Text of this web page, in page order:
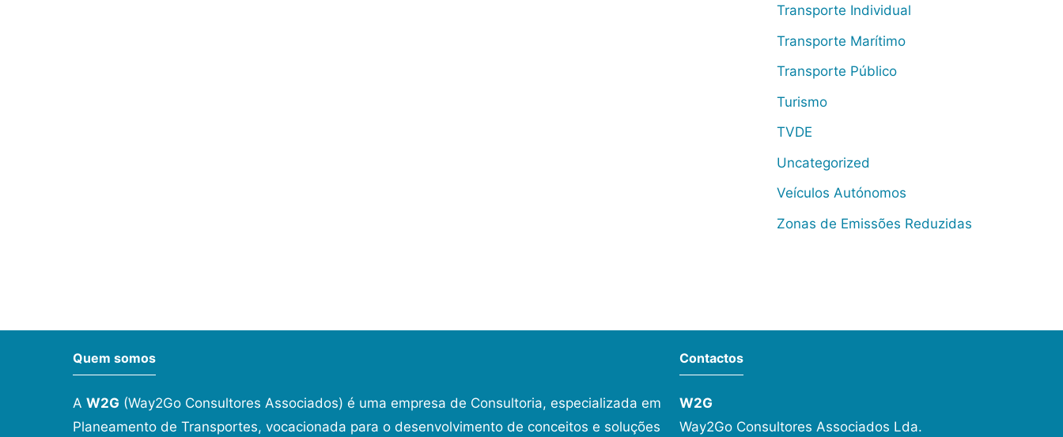
Transporte Individual
Transporte Marítimo
Transporte Público
Turismo
TVDE
Uncategorized
Veículos Autónomos
Zonas de Emissões Reduzidas
Quem somos
A W2G (Way2Go Consultores Associados) é uma empresa de Consultoria, especializada em
Planeamento de Transportes, vocacionada para o desenvolvimento de conceitos e soluções
Contactos
W2G
Way2Go Consultores Associados Lda.